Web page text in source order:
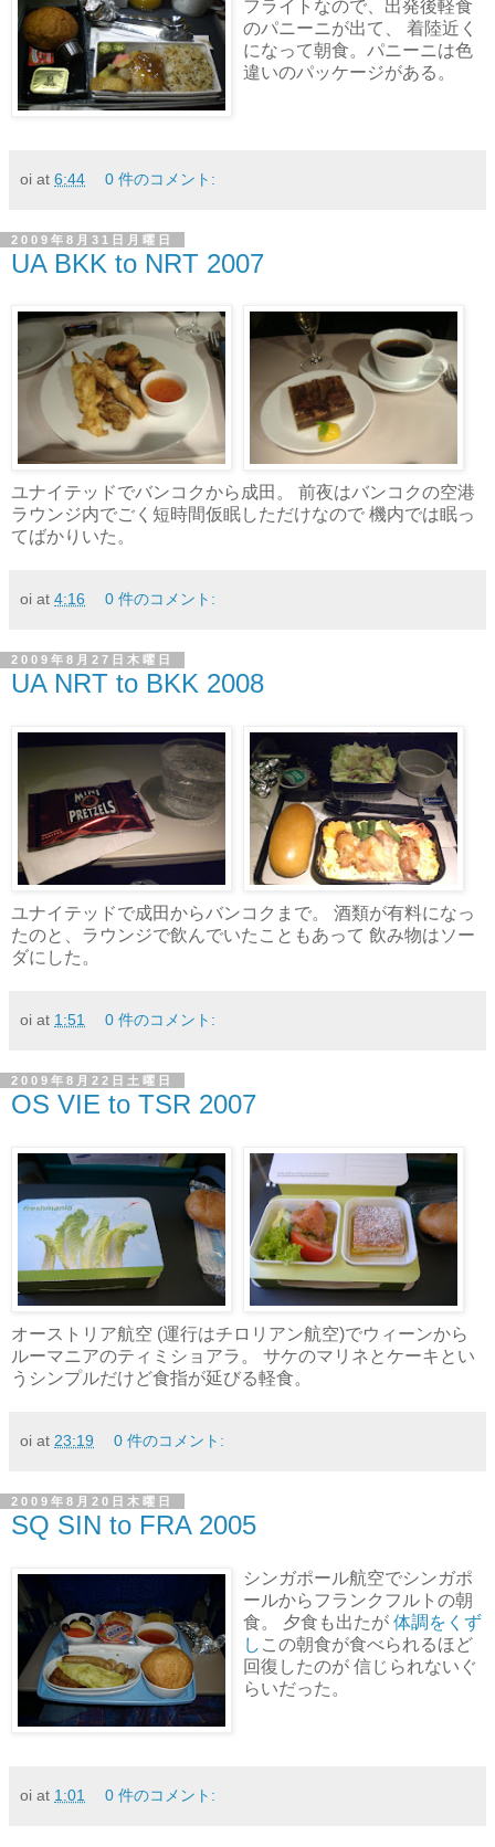
フライトなので、出発後軽食
のパニーニが出て、 着陸近く
になって朝食。パニーニは色
違いのパッケージがある。
oi at 6:44 0 件のコメント:
2009年8月31日月曜日
UA BKK to NRT 2007
ユナイテッドでバンコクから成田。 前夜はバンコクの空港
ラウンジ内でごく短時間仮眠しただけなので 機内では眠っ
てばかりいた。
oi at 4:16 0 件のコメント:
2009年8月27日木曜日
UA NRT to BKK 2008
ユナイテッドで成田からバンコクまで。 酒類が有料になっ
たのと、ラウンジで飲んでいたこともあって 飲み物はソー
ダにした。
oi at 1:51 0 件のコメント:
2009年8月22日土曜日
OS VIE to TSR 2007
オーストリア航空 (運行はチロリアン航空)でウィーンから
ルーマニアのティミショアラ。 サケのマリネとケーキとい
うシンプルだけど食指が延びる軽食。
oi at 23:19 0 件のコメント:
2009年8月20日木曜日
SQ SIN to FRA 2005
シンガポール航空でシンガポ
ールからフランクフルトの朝
食。 夕食も出たが 体調をくず
し この朝食が食べられるほど
回復したのが 信じられないぐ
らいだった。
oi at 1:01 0 件のコメント: